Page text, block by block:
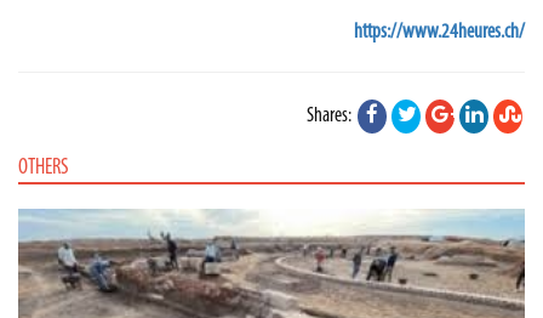
https://www.24heures.ch/
Shares:
OTHERS